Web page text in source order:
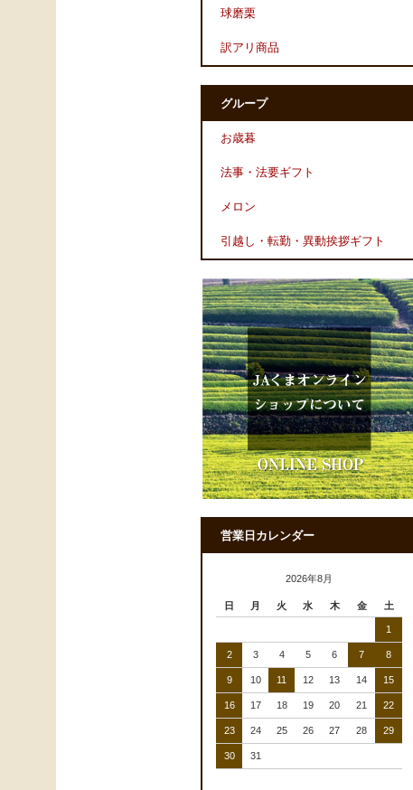
球磨栗
訳アリ商品
グループ
お歳暮
法事・法要ギフト
メロン
引越し・転勤・異動挨拶ギフト
営業日カレンダー
2026年8月
日 月 火 水 木 金 土
1
2 3 4 5 6 7 8
9 10 11 12 13 14 15
16 17 18 19 20 21 22
23 24 25 26 27 28 29
30 31